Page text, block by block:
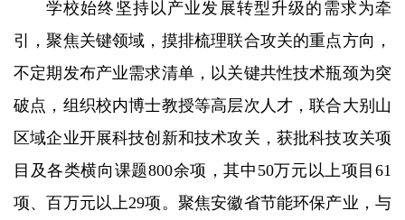
学校始终坚持以产业发展转型升级的需求为牵
引，聚焦关键领域，摸排梳理联合攻关的重点方向，
不定期发布产业需求清单，以关键共性技术瓶颈为突
破点，组织校内博士教授等高层次人才，联合大别山
区域企业开展科技创新和技术攻关，获批科技攻关项
目及各类横向课题800余项，其中50万元以上项目61
项、百万元以上29项。聚焦安徽省节能环保产业，与